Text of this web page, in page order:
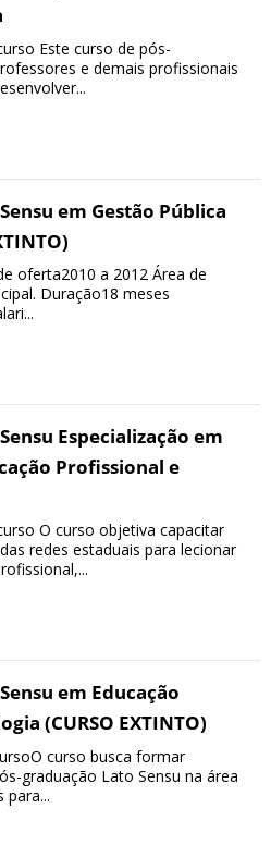
Este curso de pós-
e demais profissionais
em Gestão Pública
oferta2010 a 2012 Área de
Duração18 meses
Especialização em
Profissional e
O curso objetiva capacitar
redes estaduais para lecionar
em Educação
(CURSO EXTINTO)
curso busca formar
graduação Lato Sensu na área
para...